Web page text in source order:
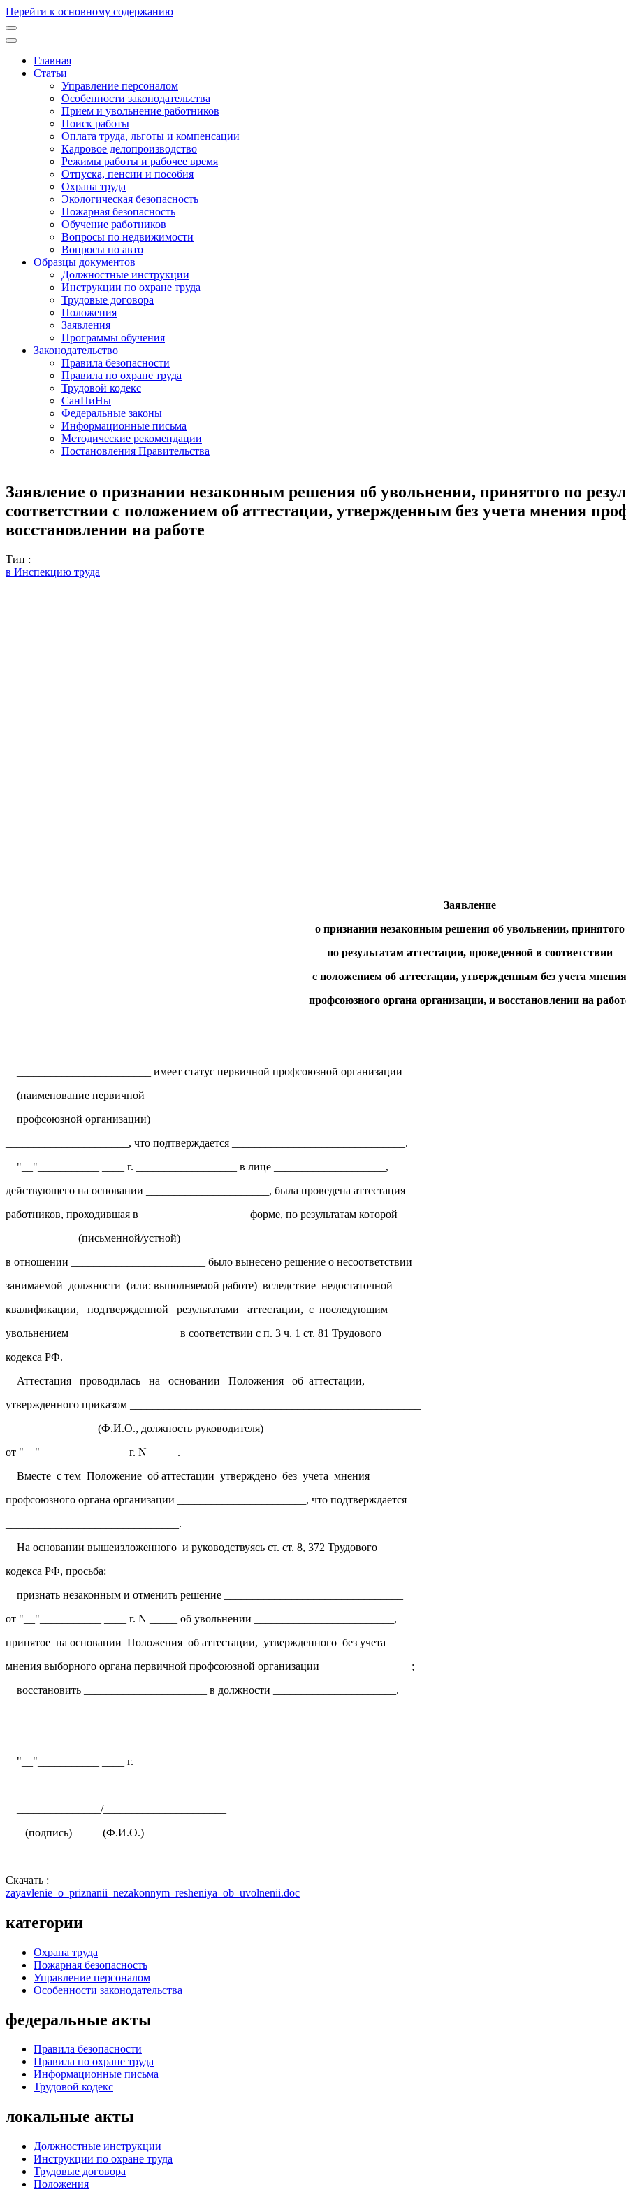
Перейти к основному содержанию
Основная
навигация
Главная
Статьи
Управление персоналом
Особенности законодательства
Прием и увольнение работников
Поиск работы
Оплата труда, льготы и компенсации
Кадровое делопроизводство
Режимы работы и рабочее время
Отпуска, пенсии и пособия
Охрана труда
Экологическая безопасность
Пожарная безопасность
Обучение работников
Вопросы по недвижимости
Вопросы по авто
Образцы документов
Должностные инструкции
Инструкции по охране труда
Трудовые договора
Положения
Заявления
Программы обучения
Законодательство
Правила безопасности
Правила по охране труда
Трудовой кодекс
СанПиНы
Федеральные законы
Информационные письма
Методические рекомендации
Постановления Правительства
Заявление о признании незаконным решения об увольнении, принятого по
соответствии с положением об аттестации, утвержденным без учета мнения
восстановлении на работе
Тип :
в Инспекцию труда
Заявление
о признании незаконным решения об увольнении, принятого
по результатам аттестации, проведенной в соответствии
с положением об аттестации, утвержденным без учета мнения
профсоюзного органа организации, и восстановлении на
________________________ имеет статус первичной профсоюзной организации
(наименование первичной
профсоюзной организации)
______________________, что подтверждается _______________________________.
"__"___________ ____ г. __________________ в лице ____________________,
действующего на основании ______________________, была проведена аттестация
работников, проходившая в ___________________ форме, по результатам которой
(письменной/устной)
в отношении ________________________ было вынесено решение о несоответствии
занимаемой должности (или: выполняемой работе) вследствие недостаточной
квалификации, подтвержденной результатами аттестации, с последующим
увольнением ___________________ в соответствии с п. 3 ч. 1 ст. 81 Трудового
кодекса РФ.
Аттестация проводилась на основании Положения об аттестации,
утвержденного приказом ____________________________________________________
(Ф.И.О., должность руководителя)
от "__"___________ ____ г. N _____.
Вместе с тем Положение об аттестации утверждено без учета мнения
профсоюзного органа организации _______________________, что подтверждается
_______________________________.
На основании вышеизложенного и руководствуясь ст. ст. 8, 372 Трудового
кодекса РФ, просьба:
признать незаконным и отменить решение ________________________________
от "__"___________ ____ г. N _____ об увольнении _________________________,
принятое на основании Положения об аттестации, утвержденного без учета
мнения выборного органа первичной профсоюзной организации ________________;
восстановить ______________________ в должности ______________________.
"__"___________ ____ г.
_______________/______________________
(подпись) (Ф.И.О.)
Скачать :
zayavlenie_o_priznanii_nezakonnym_resheniya_ob_uvolnenii.doc
категории
Охрана труда
Пожарная безопасность
Управление персоналом
Особенности законодательства
федеральные акты
Правила безопасности
Правила по охране труда
Информационные письма
Трудовой кодекс
локальные акты
Должностные инструкции
Инструкции по охране труда
Трудовые договора
Положения